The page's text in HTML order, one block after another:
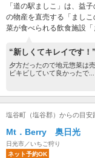
「道の駅ましこ」は、益
の物産を直売する「まし
菜が食べられる飲食施設「
“新しくてキレイです！”
夕方だったので地元惣菜は
ビキビしていて良かったで...
塩谷町（塩谷郡）からの目安
Mt．Berry 奥日光
日光市／いちご狩り
ネット予約OK